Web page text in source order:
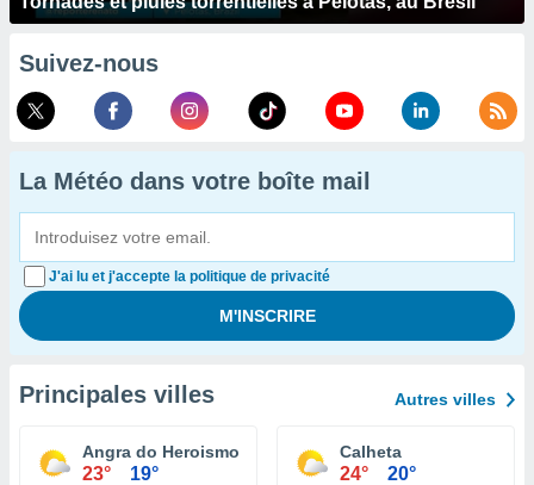
Suivez-nous
La Météo dans votre boîte mail
J'ai lu et j'accepte la politique de privacité
Principales villes Autres villes
Angra do Heroismo
23° 19°
Calheta
24° 20°